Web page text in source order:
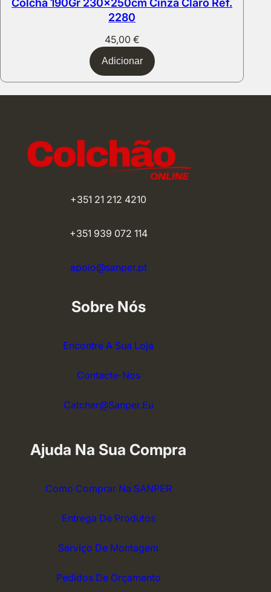
Colcha 190Gr 230x250cm Cinza Claro Ref.
2280
45,00 €
Adicionar
+351 21 212 4210
+351 939 072 114
apoio@sanper.pt
Sobre Nós
Encontre A Sua Loja
Contacte-Nos
Catcher@sanper.eu
Ajuda Na Sua Compra
Como Comprar Na SANPER
Entrega De Produtos
Serviço De Montagem
Pedidos De Orçamento